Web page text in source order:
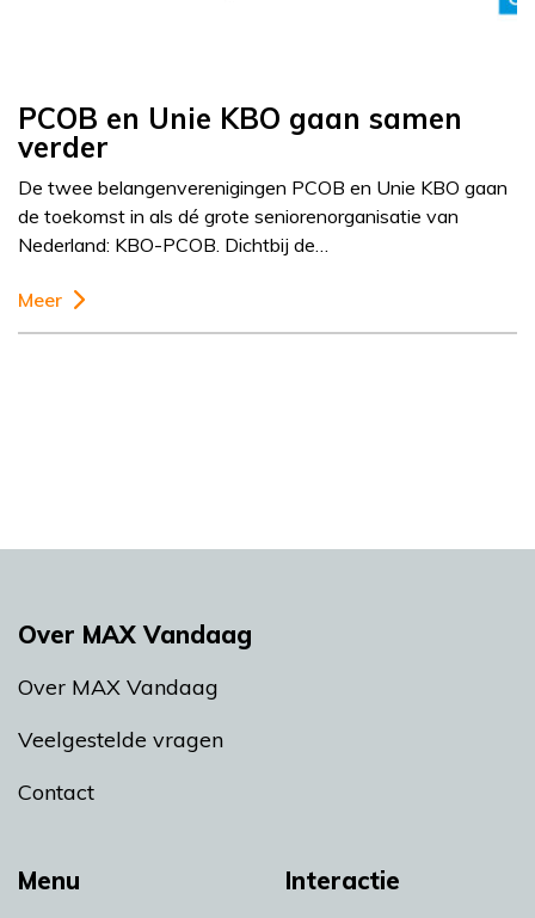
PCOB en Unie KBO gaan samen
verder
De twee belangenverenigingen PCOB en Unie KBO gaan
de toekomst in als dé grote seniorenorganisatie van
Nederland: KBO-PCOB. Dichtbij de…
Meer
Menu Interactie
Over MAX Vandaag
Over MAX Vandaag
Veelgestelde vragen
Contact